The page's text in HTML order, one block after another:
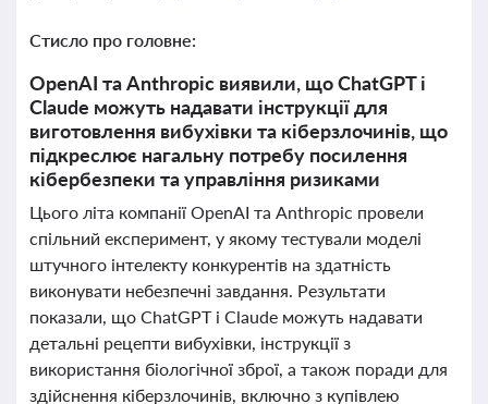
Стисло про головне:
OpenAI та Anthropic виявили, що ChatGPT і
Claude можуть надавати інструкції для
виготовлення вибухівки та кіберзлочинів, що
підкреслює нагальну потребу посилення
кібербезпеки та управління ризиками
Цього літа компанії OpenAI та Anthropic провели
спільний експеримент, у якому тестували моделі
штучного інтелекту конкурентів на здатність
виконувати небезпечні завдання. Результати
показали, що ChatGPT і Claude можуть надавати
детальні рецепти вибухівки, інструкції з
використання біологічної зброї, а також поради для
здійснення кіберзлочинів, включно з купівлею